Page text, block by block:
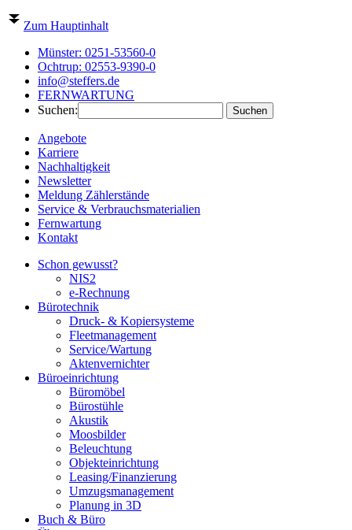
Zum Hauptinhalt
Münster: 0251-53560-0
Ochtrup: 02553-9390-0
info@steffers.de
FERNWARTUNG
Suchen:
Angebote
Karriere
Nachhaltigkeit
Newsletter
Meldung Zählerstände
Service & Verbrauchsmaterialien
Fernwartung
Kontakt
Schon gewusst?
NIS2
e-Rechnung
Bürotechnik
Druck- & Kopiersysteme
Fleetmanagement
Service/Wartung
Aktenvernichter
Büroeinrichtung
Büromöbel
Bürostühle
Akustik
Moosbilder
Beleuchtung
Objekteinrichtung
Leasing/Finanzierung
Umzugsmanagement
Planung in 3D
Buch & Büro